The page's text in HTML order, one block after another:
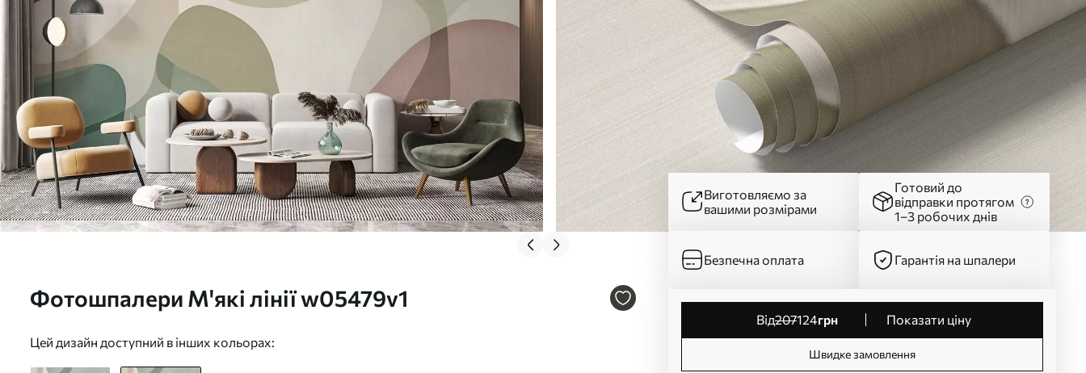
Фотошпалери М'які лінії w05479v1
Цей дизайн доступний в інших кольорах:
Виготовляємо за
вашими розмірами
Готовий до
відправки протягом
1–3 робочих днів
Безпечна оплата Гарантія на шпалери
від207124грн Показати ціну
Швидке замовлення